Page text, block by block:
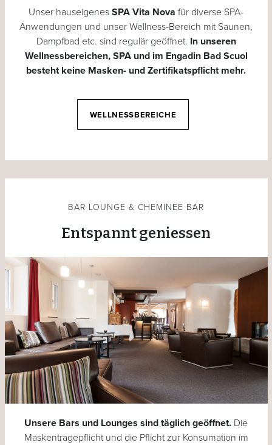
Unser hauseigenes SPA Vita Nova für diverse SPA-
Anwendungen und unser Wellness-Bereich mit Saunen,
Dampfbad etc. sind regulär geöffnet. In unseren
Wellnessbereichen, SPA und im Engadin Bad Scuol
besteht keine Masken- und Zertifikatspflicht mehr.
WELLNESSBEREICHE
BAR LOUNGE & CHEMINEE BAR
Entspannt geniessen
Unsere Bars und Lounges sind täglich geöffnet. Die
Maskentragepflicht und die Pflicht zur Konsumation im